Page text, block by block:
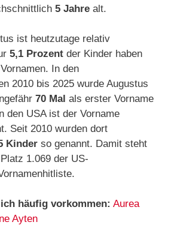
5 Jahre alt.
ist heutzutage relativ
5,1 Prozent der Kinder haben
In den
2010 bis 2025 wurde Augustus
70 Mal als erster Vorname
den USA ist der Vorname
Seit 2010 wurden dort
Kinder so genannt. Damit steht
1.069 der US-
häufig vorkommen: Aurea
Ayten